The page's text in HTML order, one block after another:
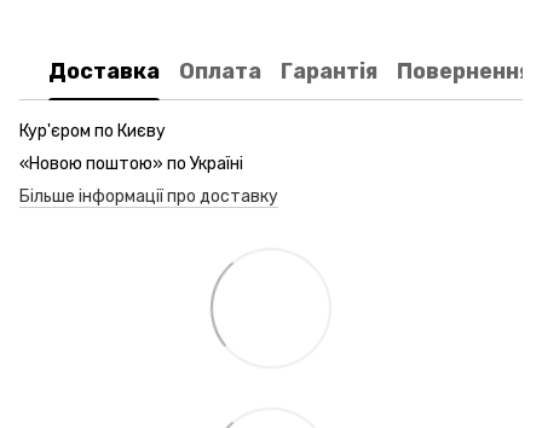
Доставка Оплата Гарантія Повернення
Кур'єром по Києву
«Новою поштою» по Україні
Більше інформації про доставку